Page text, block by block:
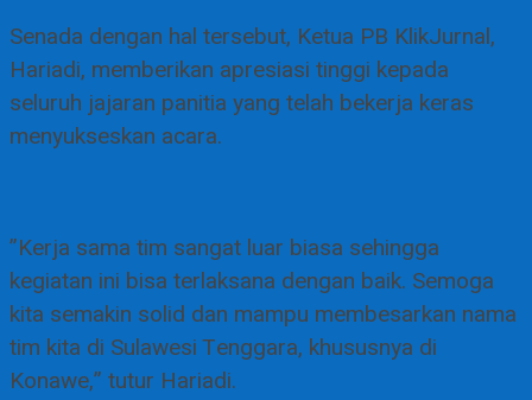
​Senada dengan hal tersebut, Ketua PB KlikJurnal,
Hariadi, memberikan apresiasi tinggi kepada
seluruh jajaran panitia yang telah bekerja keras
menyukseskan acara.
​”Kerja sama tim sangat luar biasa sehingga
kegiatan ini bisa terlaksana dengan baik. Semoga
kita semakin solid dan mampu membesarkan nama
tim kita di Sulawesi Tenggara, khususnya di
Konawe,” tutur Hariadi.